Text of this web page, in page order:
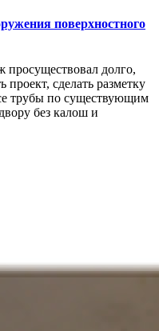
поверхностного
просуществовал долго,
проект, сделать разметку
трубы по существующим
без калош и